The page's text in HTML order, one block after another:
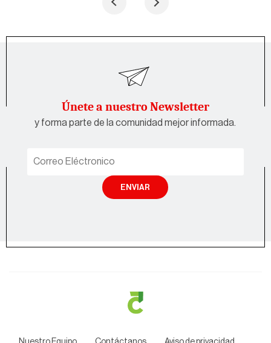
Únete a nuestro Newsletter
y forma parte de la comunidad mejor informada.
ENVIAR